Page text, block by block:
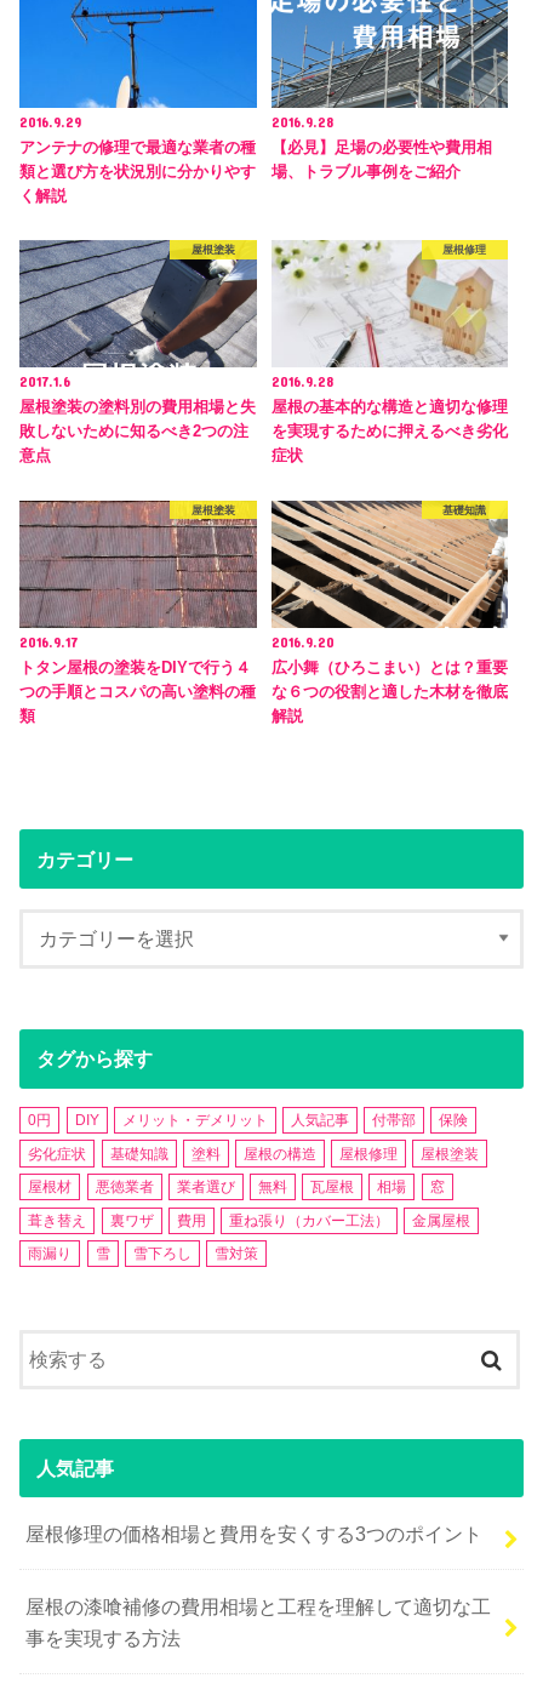
2016.9.29
アンテナの修理で最適な業者の種
類と選び方を状況別に分かりやす
く解説
2016.9.28
【必見】足場の必要性や費用相
場、トラブル事例をご紹介
屋根塗装
2017.1.6
屋根塗装の塗料別の費用相場と失
敗しないために知るべき2つの注
意点
屋根修理
2016.9.28
屋根の基本的な構造と適切な修理
を実現するために押えるべき劣化
症状
屋根塗装
2016.9.17
トタン屋根の塗装をDIYで行う４
つの手順とコスパの高い塗料の種
類
基礎知識
2016.9.20
広小舞（ひろこまい）とは？重要
な６つの役割と適した木材を徹底
解説
カテゴリー
タグから探す
0円 DIY メリット・デメリット 人気記事 付帯部
保険
劣化症状
基礎知識 塗料 屋根の構造 屋根修理
屋根塗装
屋根材
悪徳業者 業者選び 無料 瓦屋根 相場
窓
葺き替え
裏ワザ 費用 重ね張り（カバー工法）
金属屋根
雨漏り
雪 雪下ろし 雪対策
人気記事
屋根修理の価格相場と費用を安くする3つのポイント
屋根の漆喰補修の費用相場と工程を理解して適切な工
事を実現する方法